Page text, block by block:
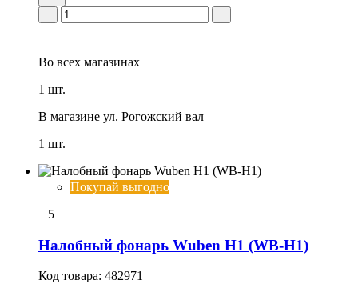
Во всех магазинах
1 шт.
В магазине ул. Рогожский вал
1 шт.
Покупай выгодно
5
Налобный фонарь Wuben H1 (WB-H1)
Код товара: 482971